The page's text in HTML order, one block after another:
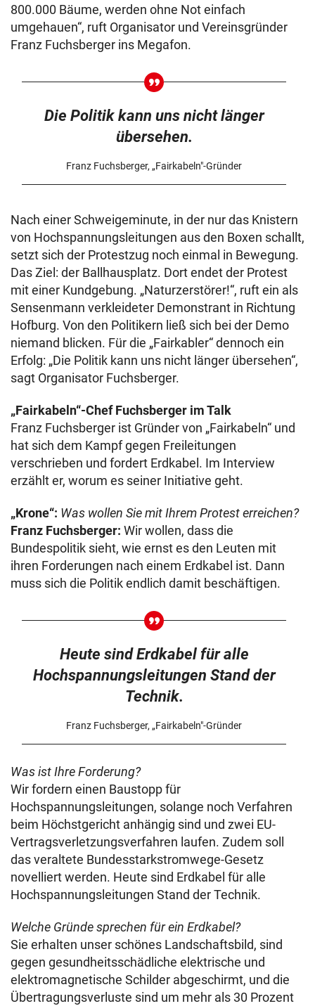
800.000 Bäume, werden ohne Not einfach
umgehauen“, ruft Organisator und Vereinsgründer
Franz Fuchsberger ins Megafon.
Die Politik kann uns nicht länger
übersehen.
Franz Fuchsberger, „Fairkabeln"-Gründer
Nach einer Schweigeminute, in der nur das Knistern
von Hochspannungsleitungen aus den Boxen schallt,
setzt sich der Protestzug noch einmal in Bewegung.
Das Ziel: der Ballhausplatz. Dort endet der Protest
mit einer Kundgebung. „Naturzerstörer!“, ruft ein als
Sensenmann verkleideter Demonstrant in Richtung
Hofburg. Von den Politikern ließ sich bei der Demo
niemand blicken. Für die „Fairkabler“ dennoch ein
Erfolg: „Die Politik kann uns nicht länger übersehen“,
sagt Organisator Fuchsberger.
„Fairkabeln“-Chef Fuchsberger im Talk
Franz Fuchsberger ist Gründer von „Fairkabeln“ und
hat sich dem Kampf gegen Freileitungen
verschrieben und fordert Erdkabel. Im Interview
erzählt er, worum es seiner Initiative geht.
„Krone“: Was wollen Sie mit Ihrem Protest erreichen?
Franz Fuchsberger: Wir wollen, dass die
Bundespolitik sieht, wie ernst es den Leuten mit
ihren Forderungen nach einem Erdkabel ist. Dann
muss sich die Politik endlich damit beschäftigen.
Heute sind Erdkabel für alle
Hochspannungsleitungen Stand der
Technik.
Franz Fuchsberger, „Fairkabeln"-Gründer
Was ist Ihre Forderung?
Wir fordern einen Baustopp für
Hochspannungsleitungen, solange noch Verfahren
beim Höchstgericht anhängig sind und zwei EU-
Vertragsverletzungsverfahren laufen. Zudem soll
das veraltete Bundesstarkstromwege-Gesetz
novelliert werden. Heute sind Erdkabel für alle
Hochspannungsleitungen Stand der Technik.
Welche Gründe sprechen für ein Erdkabel?
Sie erhalten unser schönes Landschaftsbild, sind
gegen gesundheitsschädliche elektrische und
elektromagnetische Schilder abgeschirmt, und die
Übertragungsverluste sind um mehr als 30 Prozent